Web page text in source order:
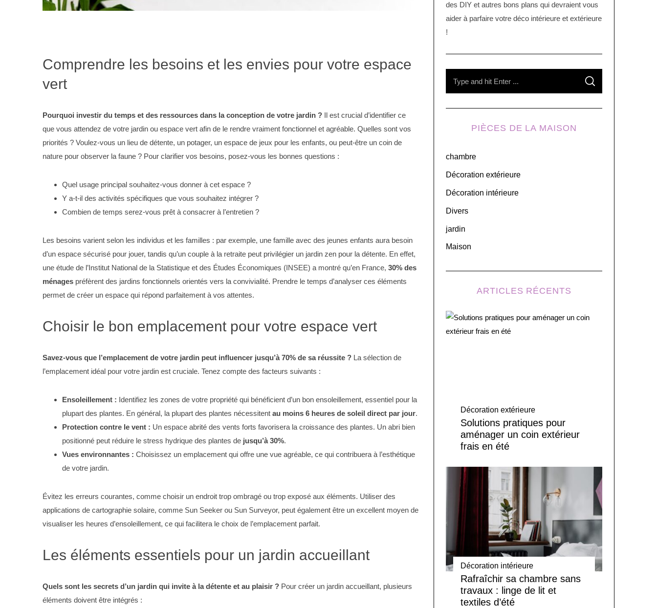
Comprendre les besoins et les envies pour votre espace
vert
Pourquoi investir du temps et des ressources dans la conception de votre jardin ? Il est crucial d’identifier ce
que vous attendez de votre jardin ou espace vert afin de le rendre vraiment fonctionnel et agréable. Quelles sont vos
priorités ? Voulez-vous un lieu de détente, un potager, un espace de jeux pour les enfants, ou peut-être un coin de
nature pour observer la faune ? Pour clarifier vos besoins, posez-vous les bonnes questions :
Quel usage principal souhaitez-vous donner à cet espace ?
Y a-t-il des activités spécifiques que vous souhaitez intégrer ?
Combien de temps serez-vous prêt à consacrer à l’entretien ?
Les besoins varient selon les individus et les familles : par exemple, une famille avec des jeunes enfants aura besoin
d’un espace sécurisé pour jouer, tandis qu’un couple à la retraite peut privilégier un jardin zen pour la détente. En effet,
une étude de l’Institut National de la Statistique et des Études Économiques (INSEE) a montré qu’en France, 30% des
ménages préfèrent des jardins fonctionnels orientés vers la convivialité. Prendre le temps d’analyser ces éléments
permet de créer un espace qui répond parfaitement à vos attentes.
Choisir le bon emplacement pour votre espace vert
Savez-vous que l’emplacement de votre jardin peut influencer jusqu’à70% de sa réussite ? La sélection de
l’emplacement idéal pour votre jardin est cruciale. Tenez compte des facteurs suivants :
Ensoleillement : Identifiez les zones de votre propriété qui bénéficient d’un bon ensoleillement, essentiel pour la
plupart des plantes. En général, la plupart des plantes nécessitent au moins 6 heures de soleil direct par jour.
Protection contre le vent : Un espace abrité des vents forts favorisera la croissance des plantes. Un abri bien
positionné peut réduire le stress hydrique des plantes de jusqu’à 30%.
Vues environnantes : Choisissez un emplacement qui offre une vue agréable, ce qui contribuera à l’esthétique
de votre jardin.
Évitez les erreurs courantes, comme choisir un endroit trop ombragé ou trop exposé aux éléments. Utiliser des
applications de cartographie solaire, comme Sun Seeker ou Sun Surveyor, peut également être un excellent moyen de
visualiser les heures d’ensoleillement, ce qui facilitera le choix de l’emplacement parfait.
Les éléments essentiels pour un jardin accueillant
Quels sont les secrets d’un jardin qui invite à la détente et au plaisir ? Pour créer un jardin accueillant, plusieurs
éléments doivent être intégrés :
des DIY et autres bons plans qui devraient vous
aider à parfaire votre déco intérieure et extérieure
!
f
o
S
A
C
PIÈCES DE LA MAISON
chambre
Décoration extérieure
Décoration intérieure
Divers
jardin
Maison
ARTICLES RÉCENTS
Décoration extérieure
Solutions pratiques pour
aménager un coin extérieur
frais en été
Décoration intérieure
Rafraîchir sa chambre sans
travaux : linge de lit et
textiles d’été
a
c
o